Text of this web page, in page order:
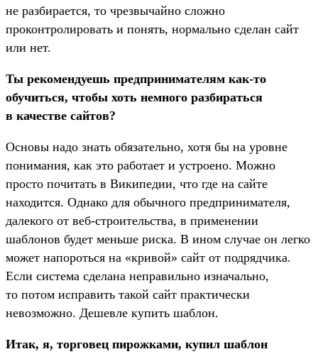
не разбирается, то чрезвычайно сложно
проконтролировать и понять, нормально сделан сайт
или нет.
Ты рекомендуешь предпринимателям как-то
обучиться, чтобы хоть немного разбираться
в качестве сайтов?
Основы надо знать обязательно, хотя бы на уровне
понимания, как это работает и устроено. Можно
просто почитать в Википедии, что где на сайте
находится. Однако для обычного предпринимателя,
далекого от веб-строительства, в применении
шаблонов будет меньше риска. В ином случае он легко
может напороться на «кривой» сайт от подрядчика.
Если система сделана неправильно изначально,
то потом исправить такой сайт практически
невозможно. Дешевле купить шаблон.
Итак, я, торговец пирожками, купил шаблон